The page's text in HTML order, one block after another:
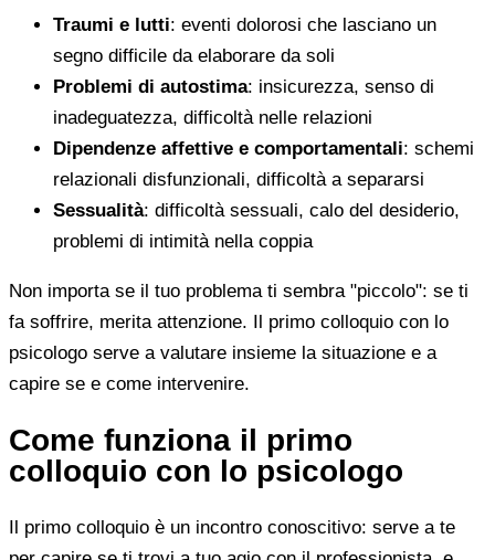
Traumi e lutti: eventi dolorosi che lasciano un
segno difficile da elaborare da soli
Problemi di autostima: insicurezza, senso di
inadeguatezza, difficoltà nelle relazioni
Dipendenze affettive e comportamentali: schemi
relazionali disfunzionali, difficoltà a separarsi
Sessualità: difficoltà sessuali, calo del desiderio,
problemi di intimità nella coppia
Non importa se il tuo problema ti sembra "piccolo": se ti
fa soffrire, merita attenzione. Il primo colloquio con lo
psicologo serve a valutare insieme la situazione e a
capire se e come intervenire.
Come funziona il primo
colloquio con lo psicologo
Il primo colloquio è un incontro conoscitivo: serve a te